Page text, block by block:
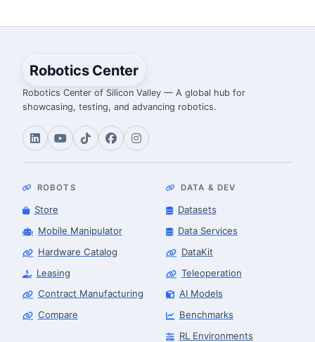
Robotics Center
Robotics Center of Silicon Valley — A global hub for
showcasing, testing, and advancing robotics.
ROBOTS
Store
Mobile Manipulator
Hardware Catalog
Leasing
Contract Manufacturing
Compare
DATA & DEV
Datasets
Data Services
DataKit
Teleoperation
AI Models
Benchmarks
RL Environments